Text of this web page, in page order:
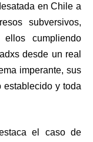
en Chile a
subversivos,
ellos cumpliendo
desde un real
imperante, sus
establecido y toda
el caso de